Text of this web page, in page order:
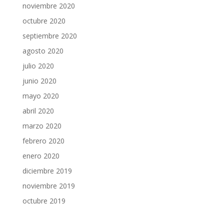
noviembre 2020
octubre 2020
septiembre 2020
agosto 2020
julio 2020
junio 2020
mayo 2020
abril 2020
marzo 2020
febrero 2020
enero 2020
diciembre 2019
noviembre 2019
octubre 2019